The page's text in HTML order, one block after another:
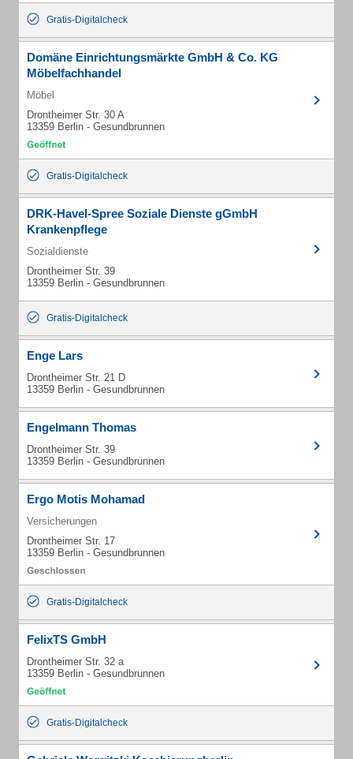
Gratis-Digitalcheck
Domäne Einrichtungsmärkte GmbH & Co. KG
Möbelfachhandel
Möbel
Drontheimer Str. 30 A
13359 Berlin - Gesundbrunnen
Gratis-Digitalcheck
DRK-Havel-Spree Soziale Dienste gGmbH
Krankenpflege
Sozialdienste
Drontheimer Str. 39
13359 Berlin - Gesundbrunnen
Gratis-Digitalcheck
Enge Lars
Drontheimer Str. 21 D
13359 Berlin - Gesundbrunnen
Engelmann Thomas
Drontheimer Str. 39
13359 Berlin - Gesundbrunnen
Ergo Motis Mohamad
Versicherungen
Drontheimer Str. 17
13359 Berlin - Gesundbrunnen
Gratis-Digitalcheck
FelixTS GmbH
Drontheimer Str. 32 a
13359 Berlin - Gesundbrunnen
Gratis-Digitalcheck